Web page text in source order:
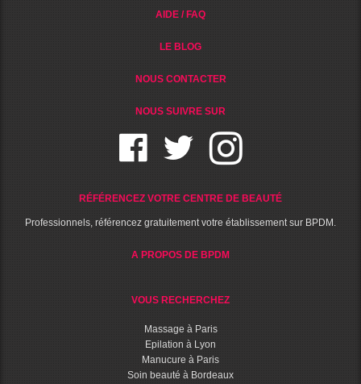
AIDE / FAQ
LE BLOG
NOUS CONTACTER
NOUS SUIVRE SUR
RÉFÉRENCEZ VOTRE CENTRE DE BEAUTÉ
Professionnels, référencez gratuitement votre établissement sur BPDM.
A PROPOS DE BPDM
VOUS RECHERCHEZ
Massage à Paris
Epilation à Lyon
Manucure à Paris
Soin beauté à Bordeaux